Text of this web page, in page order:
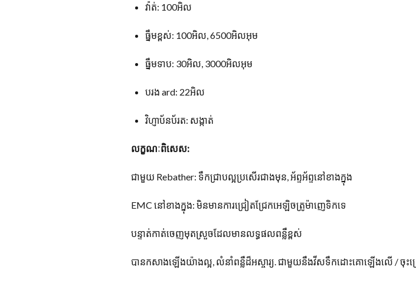
វ៉ាត់: 100អិល
ធ្នឹមខ្ពស់: 100អិល, 6500អិលអុម
ធ្នឹមទាប: 30អិល, 3000អិលអុម
បរង ard: 22អិល
វិហ្ញាប័នប័រត: សង្កាត់
លក្ខណៈពិសេស:
ជាមួយ Rebather: ទឹកជ្រាបល្អប្រសើរជាងមុន, អ័ព្ទអ័ព្ទនៅខាងក្នុង
EMC នៅខាងក្នុង: មិនមានការជ្រៀតជ្រែកអេឡិចត្រូម៉ាញេទិកទេ
បន្ទាត់កាត់ចេញមុតស្រួចដែលមានលទ្ធផលពន្លឺខ្ពស់
បានកសាងឡើងយ៉ាងល្អ, លំនាំពន្លឺដ៏អស្ចារ្យ. ជាមួយនឹងវីសទឹកដោះគោឡើងលើ / ចុះ